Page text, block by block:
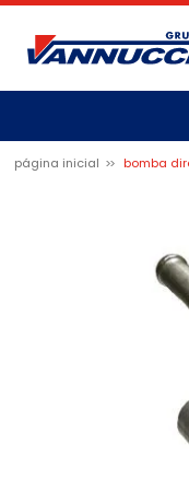
página inicial bomba